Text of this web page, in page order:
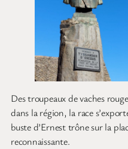
Des troupeaux de vaches
dans la région, la race
buste d’Ernest trône sur la
reconnaissante.